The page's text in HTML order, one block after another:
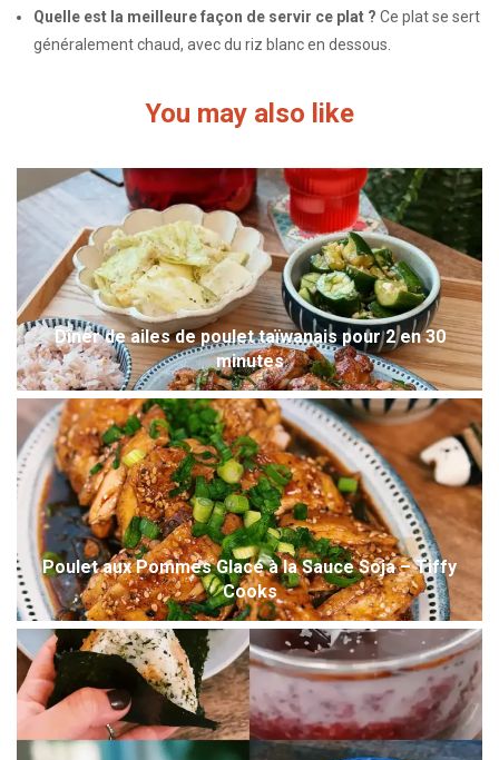
Quelle est la meilleure façon de servir ce plat ? Ce plat se sert
généralement chaud, avec du riz blanc en dessous.
You may also like
Dîner de ailes de poulet taïwanais pour 2 en 30
minutes
Poulet aux Pommes Glacé à la Sauce Soja – Tiffy
Cooks